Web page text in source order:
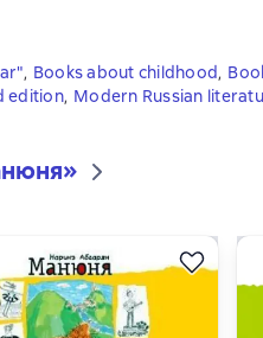
, Books about childhood,
edition, Modern Russian